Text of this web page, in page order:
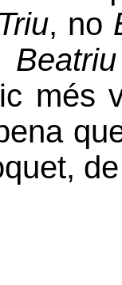
Triu, no
Beatriu
més